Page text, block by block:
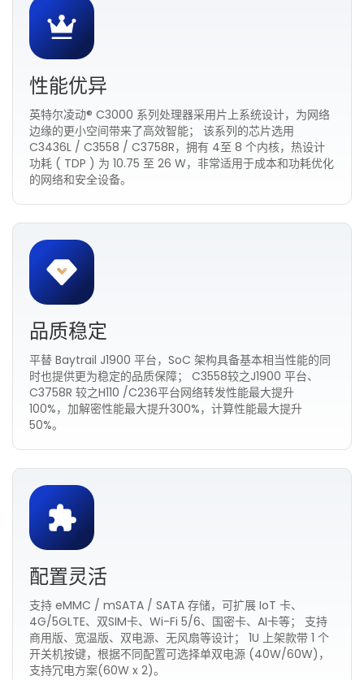
性能优异
英特尔凌动® C3000 系列处理器采用片上系统设计，为网络
边缘的更小空间带来了高效智能； 该系列的芯片选用
C3436L / C3558 / C3758R，拥有 4至 8 个内核，热设计
功耗 ( TDP ) 为 10.75 至 26 W，非常适用于成本和功耗优化
的网络和安全设备。
品质稳定
平替 Baytrail J1900 平台，SoC 架构具备基本相当性能的同
时也提供更为稳定的品质保障； C3558较之J1900 平台、
C3758R 较之H110 /C236平台网络转发性能最大提升
100%，加解密性能最大提升300%，计算性能最大提升
50%。
配置灵活
支持 eMMC / mSATA / SATA 存储，可扩展 IoT 卡、
4G/5GLTE、双SIM卡、Wi-Fi 5/6、国密卡、AI卡等； 支持
商用版、宽温版、双电源、无风扇等设计； 1U 上架款带 1 个
开关机按键，根据不同配置可选择单双电源 (40W/60W)，
支持冗电方案(60W x 2)。